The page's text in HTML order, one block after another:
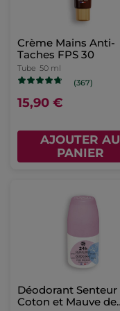
Crème Mains Anti-
Taches FPS 30
Tube 50 ml
(367)
15,90 €
AJOUTER AU
PANIER
Déodorant Senteur
Coton et Mauve de